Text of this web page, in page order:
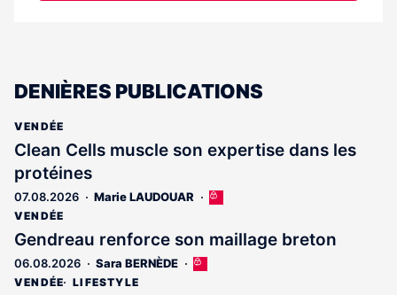
DENIÈRES PUBLICATIONS
VENDÉE
Clean Cells muscle son expertise dans les
protéines
07.08.2026 Marie LAUDOUAR
Cet
réservé
VENDÉE
Gendreau renforce son maillage breton
06.08.2026 Sara BERNÈDE
Cet
VENDÉE LIFESTYLE